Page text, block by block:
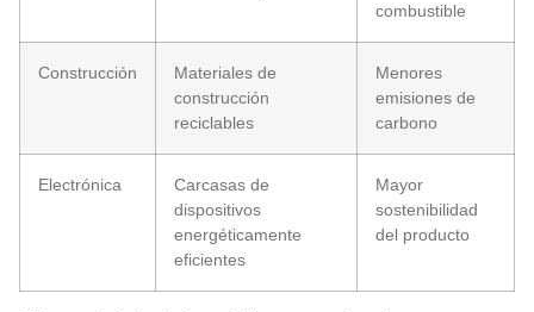
combustible
Construcción
Materiales de
construcción
reciclables
Menores
emisiones de
carbono
Electrónica
Carcasas de
dispositivos
energéticamente
eficientes
Mayor
sostenibilidad
del producto